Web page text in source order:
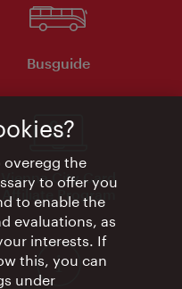
Busguide
Vienna City Card
Affiliate Program
overegg the
to offer you
to enable the
evaluations, as
interests. If
this, you can
under